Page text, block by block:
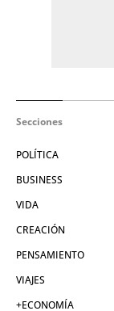
Secciones
POLÍTICA
BUSINESS
VIDA
CREACIÓN
PENSAMIENTO
VIAJES
+ECONOMÍA